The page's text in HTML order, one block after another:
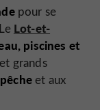
pour se
Lot-et-
piscines et
grands
et aux